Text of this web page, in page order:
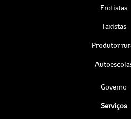
Frotistas
Taxistas
Produtor
Governo
Serviços